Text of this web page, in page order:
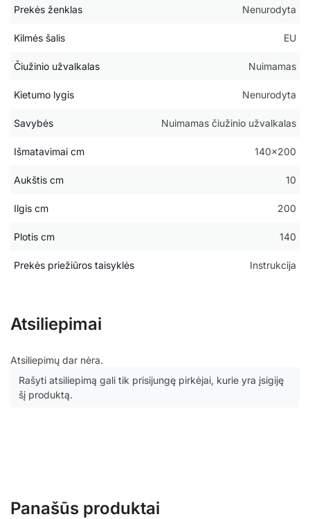
Prekės ženklas Nenurodyta
Kilmės šalis EU
Čiužinio užvalkalas Nuimamas
Kietumo lygis Nenurodyta
Savybės Nuimamas čiužinio užvalkalas
Išmatavimai cm 140×200
Aukštis cm 10
Ilgis cm 200
Plotis cm 140
Prekės priežiūros taisyklės Instrukcija
Atsiliepimai
Atsiliepimų dar nėra.
Rašyti atsiliepimą gali tik prisijungę pirkėjai, kurie yra įsigiję
šį produktą.
Panašūs produktai